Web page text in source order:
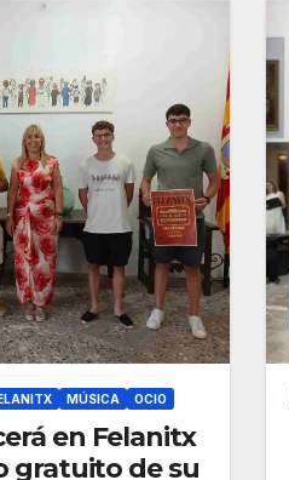
MÚSICA OCIO
en Felanitx
gratuito de su